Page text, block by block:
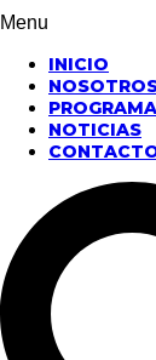
Menu
INICIO
NOTICIAS